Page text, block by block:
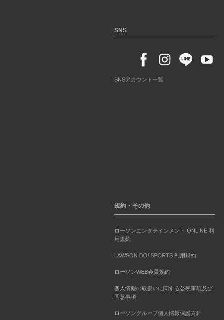
SNS
SNSアカウント一覧
規約・その他
ローソンエンタテインメント ONLINE 利
用規約
LAWSON DO! SPORTS 利用規約
ローソンWEB会員規約
個人情報の取扱いに関する公表事項及び
同意事項
ローソングループ個人情報保護方針